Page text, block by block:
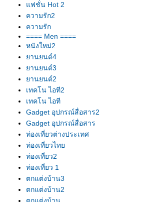
ฟชั่น Hot 2
ความรัก2
ความรัก
==== Men ====
หนังใหม่2
านยนต์4
านยนต์3
านยนต์2
เทคโน ไอที2
เทคโน ไอที
Gadget อุปกรณ์สื่อสาร2
Gadget อุปกรณ์สื่อสาร
ท่องเที่ยวต่างประเทศ
ท่องเที่ยวไท
ท่องเที่ยว2
ท่องเที่ยว 1
ตกแต่งบ้าน3
ตกแต่งบ้าน2